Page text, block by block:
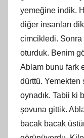
yemeğine indik.
diğer insanları
cimcikledi. Sonra
oturduk. Benim
Ablam bunu fark
dürttü. Yemekten
oynadık. Tabii ki
şovuna gittik.
bacak bacak